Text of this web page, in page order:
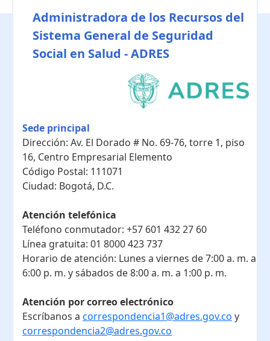
Administradora de los Recursos del
Sistema General de Seguridad
Social en Salud - ADRES
Sede principal
Dirección: Av. El Dorado # No. 69-76, torre 1, piso
16, Centro Empresarial Elemento
Código Postal: 111071
Ciudad: Bogotá, D.C.
Atención telefónica
Teléfono conmutador: +57 601 432 27 60
Línea gratuita: 01 8000 423 737
Horario de atención: Lunes a viernes de 7:00 a. m. a
6:00 p. m. y sábados de 8:00 a. m. a 1:00 p. m.
Atención por correo electrónico
Escríbanos a correspondencia1@adres.gov.co y
correspondencia2@adres.gov.co